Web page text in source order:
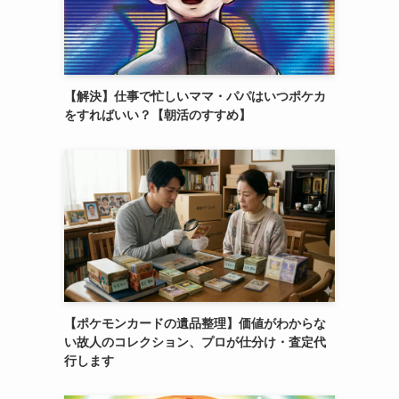
【解決】仕事で忙しいママ・パパはいつポケカ
をすればいい？【朝活のすすめ】
【ポケモンカードの遺品整理】価値がわからな
い故人のコレクション、プロが仕分け・査定代
行します